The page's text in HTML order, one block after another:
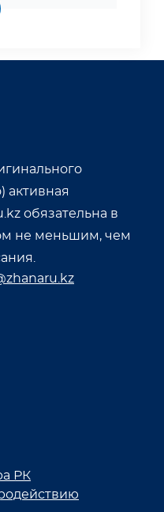
активная
обязательна в
не меньшим, чем
РК